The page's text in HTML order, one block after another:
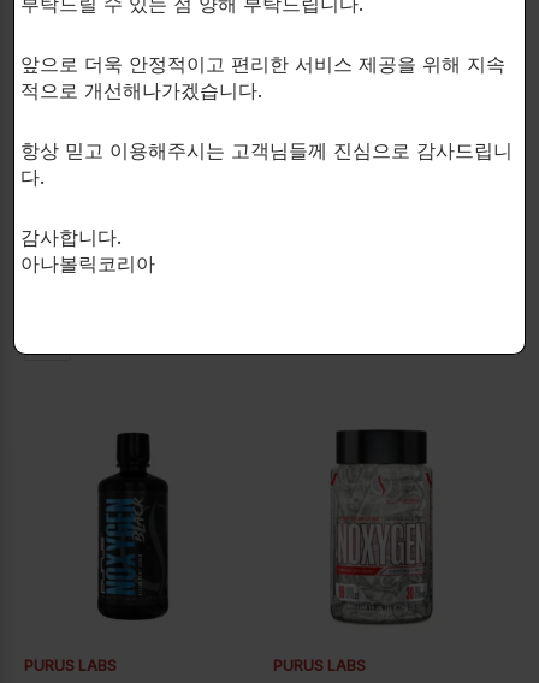
CELLUCOR
A product beyond nitrates!
The next-generation product
NO3 Chrome
산화질소증가제
품절
자극제가 없는 혈류 및 산소 증
PURUS LABS PURUS LABS
앞으로 더욱 안정적이고 편리한 서비스 제공을 위해 지속
적으로 개선해나가겠습니다.
항상 믿고 이용해주시는 고객님들께 진심으로 감사드립니
다.
감사합니다.
아나볼릭코리아